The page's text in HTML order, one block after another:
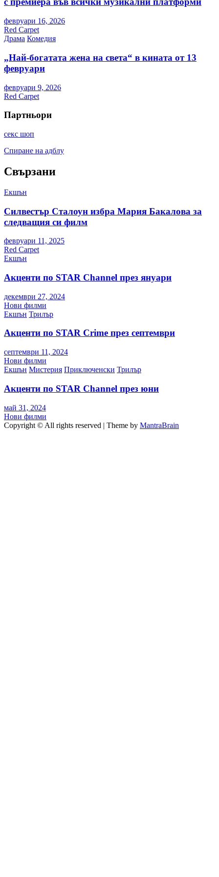
февруари 16, 2026
Red Carpet
Драма Комедия
„Най-богатата жена на света“ в кината от 13
февруари
февруари 9, 2026
Red Carpet
Партньори
секс шоп
Спиране на адблу
Свързани
Екшън
Силвестър Сталоун избра Мария Бакалова за
следващия си филм
февруари 11, 2025
Red Carpet
Екшън
Акценти по STAR Channel през януари
декември 27, 2024
Нови филми
Екшън Трилър
Акценти по STAR Crime през септември
септември 11, 2024
Нови филми
Екшън Мистерия Приключенски Трилър
Акценти по STAR Channel през юни
май 31, 2024
Нови филми
Copyright © All rights reserved | Theme by MantraBrain